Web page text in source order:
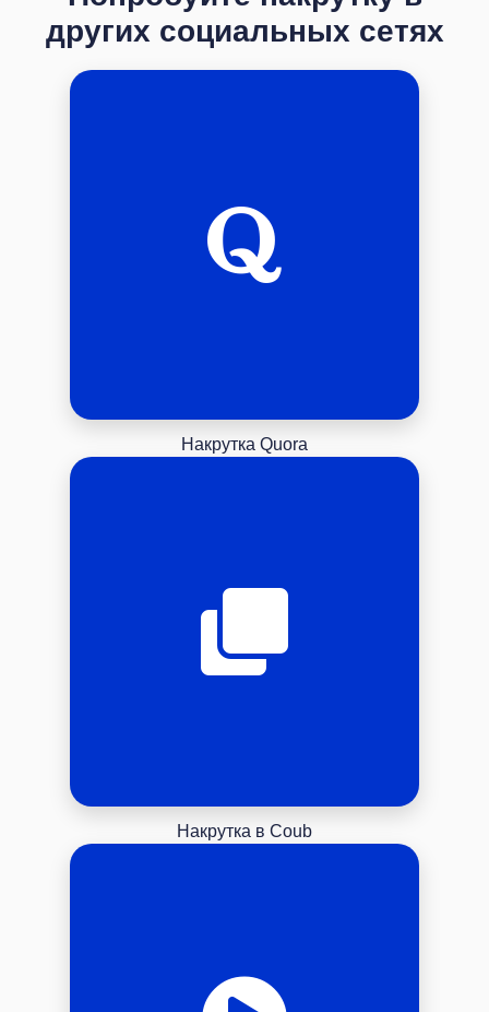
других социальных сетях
Накрутка Quora
Накрутка в Coub